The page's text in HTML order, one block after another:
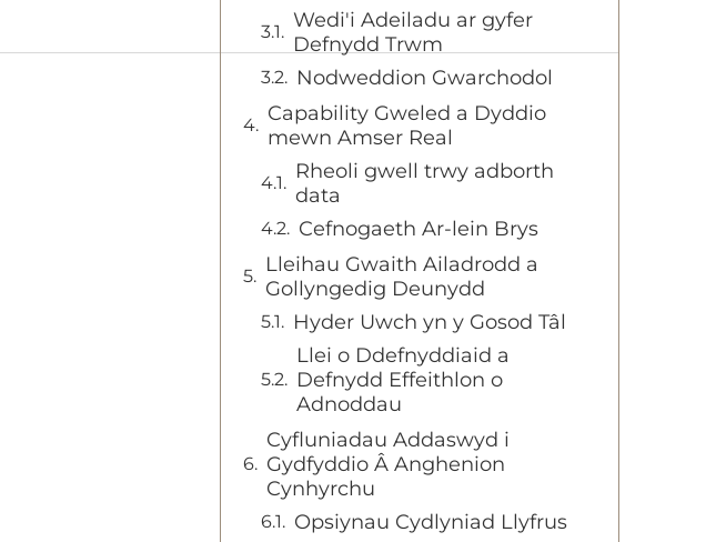
Wedi'i Adeiladu ar gyfer
Defnydd Trwm
Nodweddion Gwarchodol
Capability Gweled a Dyddio
mewn Amser Real
Rheoli gwell trwy adborth
data
Cefnogaeth Ar-lein Brys
Lleihau Gwaith Ailadrodd a
Gollyngedig Deunydd
Hyder Uwch yn y Gosod Tâl
Llei o Ddefnyddiaid a
Defnydd Effeithlon o
Adnoddau
Cyfluniadau Addaswyd i
Gydfyddio Â Anghenion
Cynhyrchu
Opsiynau Cydlyniad Llyfrus